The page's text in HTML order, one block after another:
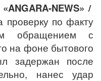
NEWS» /
проверку по факту
обращением с
на фоне бытового
задержан после
нанес удар